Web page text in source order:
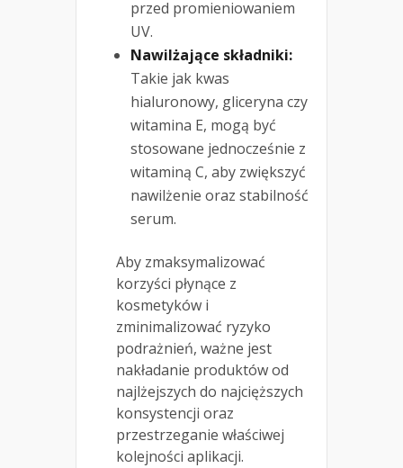
przed promieniowaniem
UV.
Nawilżające składniki:
Takie jak kwas
hialuronowy, gliceryna czy
witamina E, mogą być
stosowane jednocześnie z
witaminą C, aby zwiększyć
nawilżenie oraz stabilność
serum.
Aby zmaksymalizować
korzyści płynące z
kosmetyków i
zminimalizować ryzyko
podrażnień, ważne jest
nakładanie produktów od
najlżejszych do najcięższych
konsystencji oraz
przestrzeganie właściwej
kolejności aplikacji.